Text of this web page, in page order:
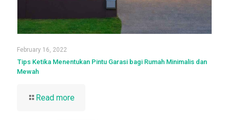
February 16, 2022
Tips Ketika Menentukan Pintu Garasi bagi Rumah Minimalis dan
Mewah
Read more